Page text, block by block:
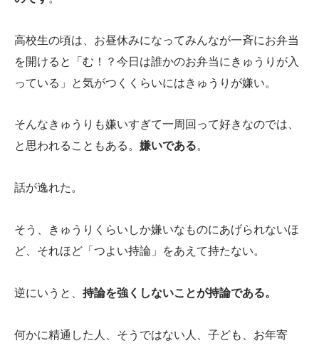
高校生の頃は、お昼休みになってみんなが一斉にお弁当
を開けると「む！？今日は誰かのお弁当にきゅうりが入
っている」と気がつくくらいにはきゅうりが嫌い。
そんなきゅうりも嫌いすぎて一周回って好きなのでは、
と思われることもある。 嫌いである。
話が逸れた。
そう、きゅうりくらいしか嫌いなものにあげられないほ
ど、それほど「つよい持論」をあえて持たない。
逆にいうと、 持論を強くしないことが持論である。
何かに精通した人、そうではない人、子ども、お年寄